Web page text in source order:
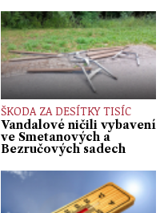
ŠKODA ZA DESÍTKY TISÍC
Vandalové ničili vybavení
ve Smetanových a
Bezručových sadech